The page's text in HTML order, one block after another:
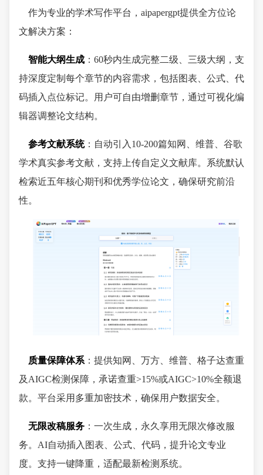
作为专业的学术写作平台，aipapergpt提供全方位论
文解决方案：
智能大纲生成 ：60秒内生成完整二级、三级大纲，支
持深度定制每个章节的内容需求，包括图表、公式、代
码插入点位标记。用户可自由增删章节，通过可视化编
辑器调整论文结构。
参考文献系统：自动引入10-200篇知网、维普、谷歌
学术真实参考文献，支持上传自定义文献库。系统默认
检索近五年核心期刊和优秀学位论文，确保研究前沿
性。
质量保障体系 ：提供知网、万方、维普、格子达查重
及AIGC检测保障，承诺查重>15%或AIGC>10%全额退
款。平台采用多重加密技术，确保用户数据安全。
无限改稿服务 ：一次生成，永久享用无限次修改服
务。AI自动插入图表、公式、代码，提升论文专业
度。支持一键降重，适配最新检测系统。